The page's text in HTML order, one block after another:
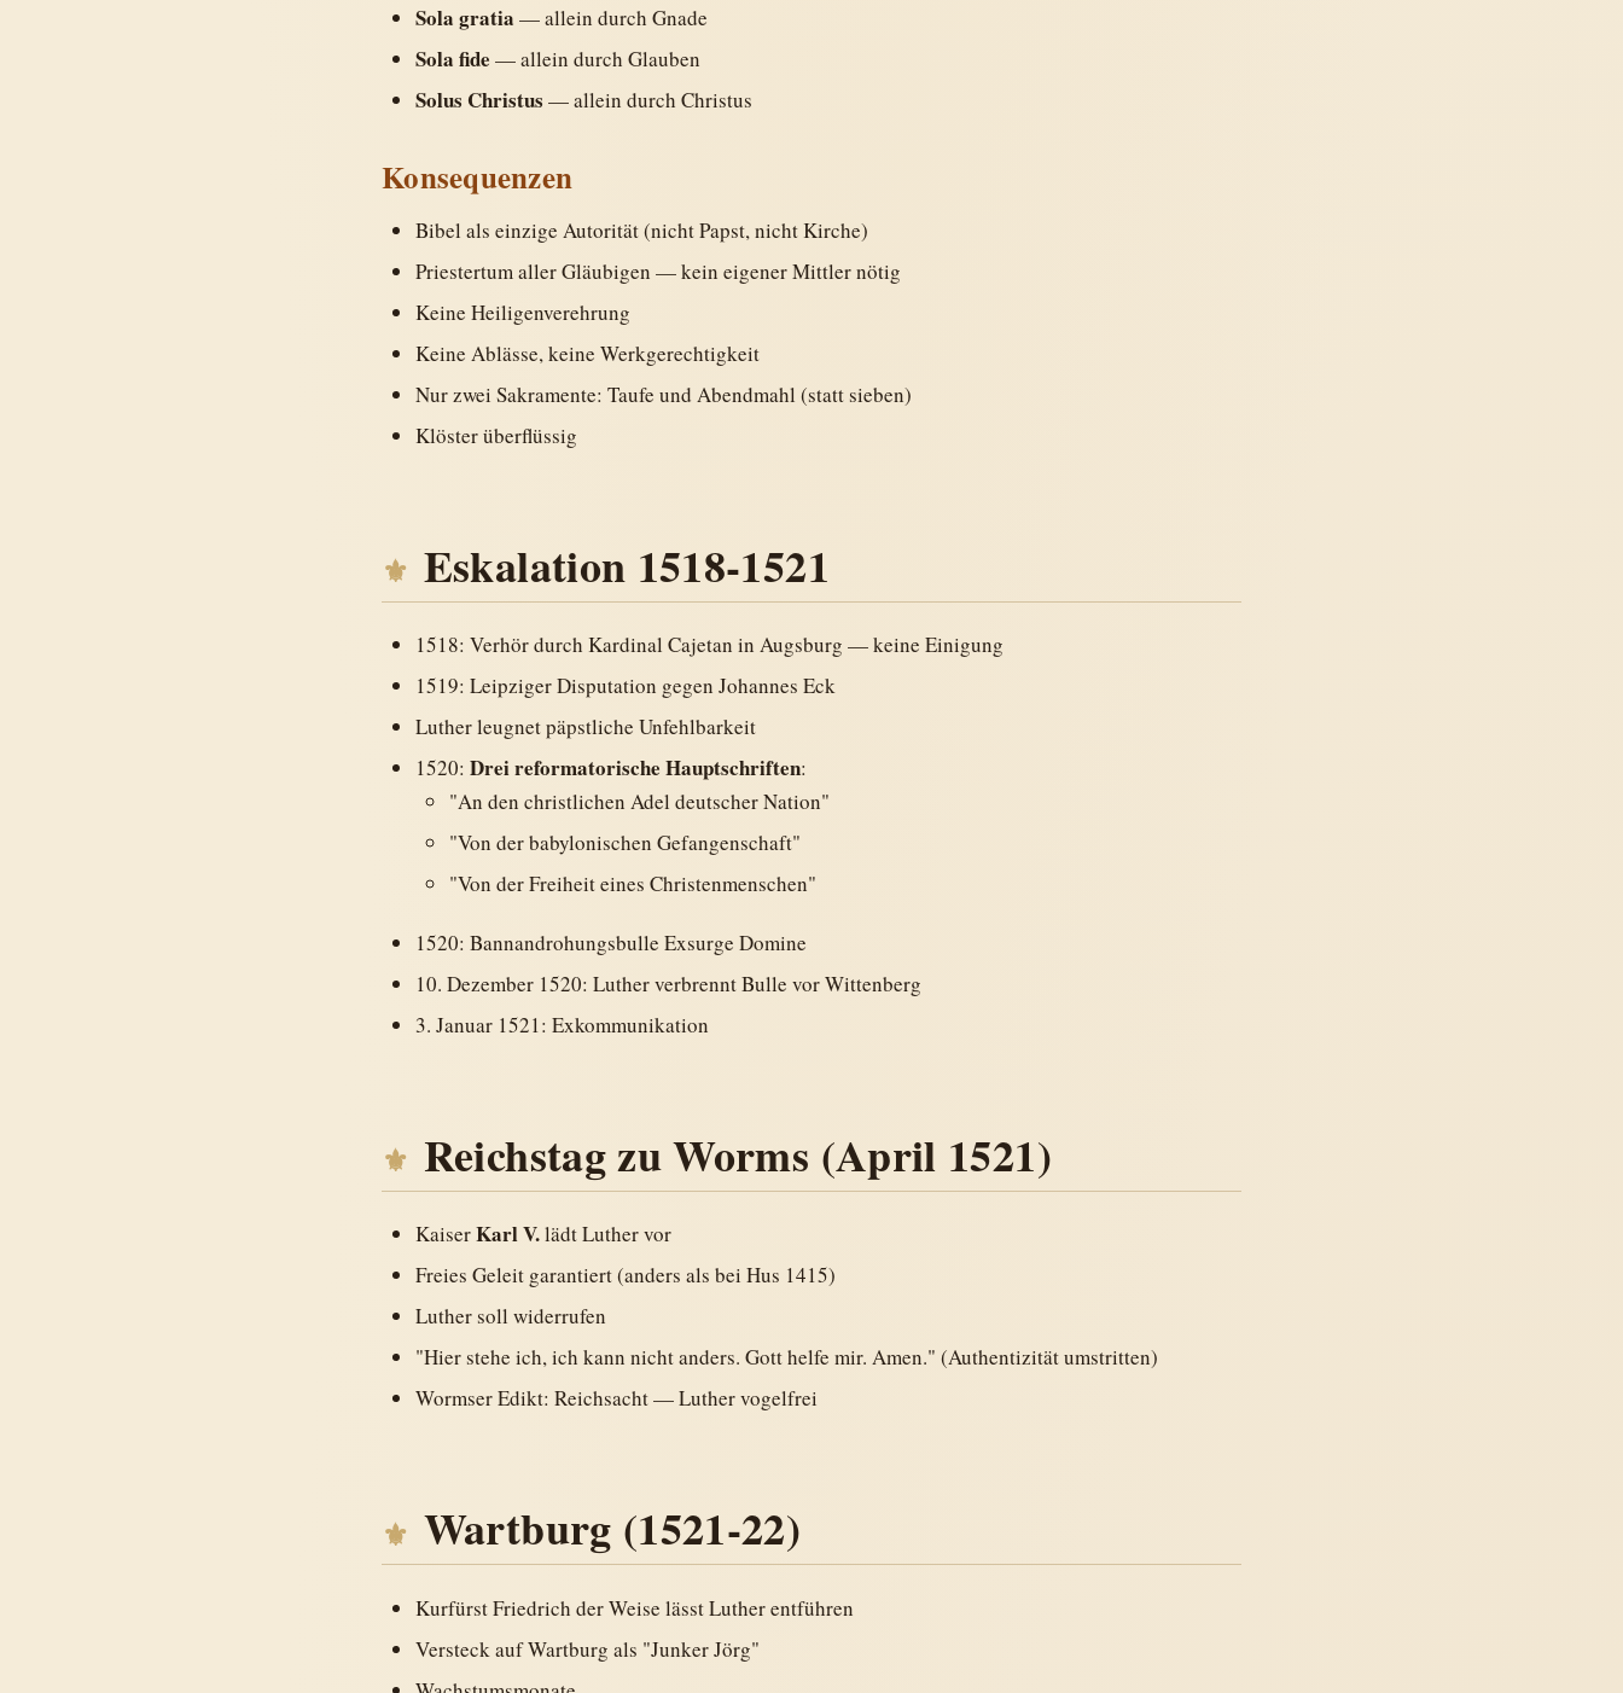
Sola gratia — allein durch Gnade
Sola fide — allein durch Glauben
Solus Christus — allein durch Christus
Konsequenzen
Bibel als einzige Autorität (nicht Papst, nicht Kirche)
Priestertum aller Gläubigen — kein eigener Mittler nötig
Keine Heiligenverehrung
Keine Ablässe, keine Werkgerechtigkeit
Nur zwei Sakramente: Taufe und Abendmahl (statt sieben)
Klöster überflüssig
Eskalation 1518-1521
1518: Verhör durch Kardinal Cajetan in Augsburg — keine Einigung
1519: Leipziger Disputation gegen Johannes Eck
Luther leugnet päpstliche Unfehlbarkeit
1520: Drei reformatorische Hauptschriften:
"An den christlichen Adel deutscher Nation"
"Von der babylonischen Gefangenschaft"
"Von der Freiheit eines Christenmenschen"
1520: Bannandrohungsbulle Exsurge Domine
10. Dezember 1520: Luther verbrennt Bulle vor Wittenberg
3. Januar 1521: Exkommunikation
Reichstag zu Worms (April 1521)
KaiserKarl V.lädt Luther vor
Freies Geleit garantiert (anders als bei Hus 1415)
Luther soll widerrufen
"Hier stehe ich, ich kann nicht anders. Gott helfe mir. Amen." (Authentizität umstritten)
Wormser Edikt: Reichsacht — Luther vogelfrei
Wartburg (1521-22)
Kurfürst Friedrich der Weise lässt Luther entführen
Versteck auf Wartburg als "Junker Jörg"